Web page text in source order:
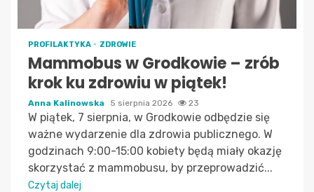
PROFILAKTYKA ZDROWIE
Mammobus w Grodkowie – zrób
krok ku zdrowiu w piątek!
Anna Kalinowska 5 sierpnia 2026 23
W piątek, 7 sierpnia, w Grodkowie odbędzie się
ważne wydarzenie dla zdrowia publicznego. W
godzinach 9:00-15:00 kobiety będą miały okazję
skorzystać z mammobusu, by przeprowadzić...
Czytaj dalej